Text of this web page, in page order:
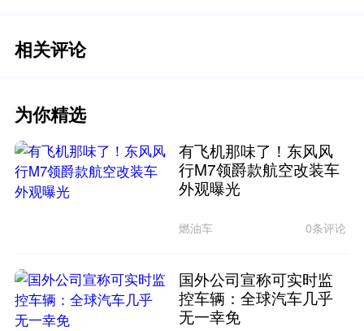
相关评论
为你精选
有飞机那味了！东风风
行M7领爵款航空改装车
外观曝光
燃油车 0条评论
国外公司宣称可实时监
控车辆：全球汽车几乎
无一幸免